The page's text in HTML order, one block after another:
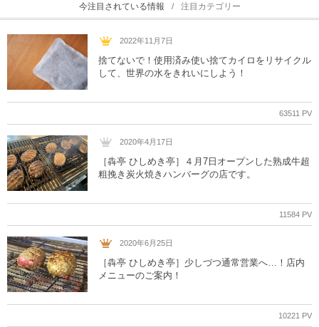
今注目されている情報 注目カテゴリー
2022年11月7日
捨てないで！使用済み使い捨てカイロをリサイクル
して、世界の水をきれいにしよう！
63511 PV
2020年4月17日
［犇亭 ひしめき亭］４月7日オープンした熟成牛超
粗挽き炭火焼きハンバーグの店です。
11584 PV
2020年6月25日
［犇亭 ひしめき亭］少しづつ通常営業へ…！店内
メニューのご案内！
10221 PV